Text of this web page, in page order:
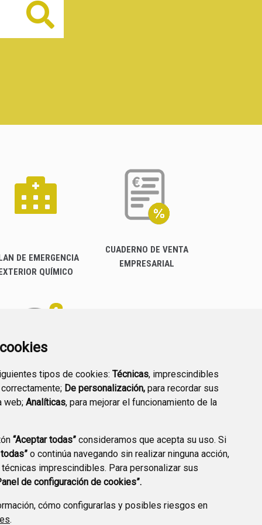
tipos de cookies: Técnicas, imprescindibles
De personalización, para recordar sus
web; Analíticas, para mejorar el funcionamiento de la
“Aceptar todas” consideramos que acepta su uso. Si
o continúa navegando sin realizar ninguna acción,
imprescindibles. Para personalizar sus
de configuración de cookies”.
cómo configurarlas y posibles riesgos en
.
Buscar
DE EMERGENCIA
QUÍMICO
CUADERNO DE VENTA
EMPRESARIAL
PREGUNTAS
FRECUENTES
PLAN DE ACCIÓN LOCAL
2030
DE PRIVACIDAD ACCESIBILIDAD POLÍTICA DE COOKIES